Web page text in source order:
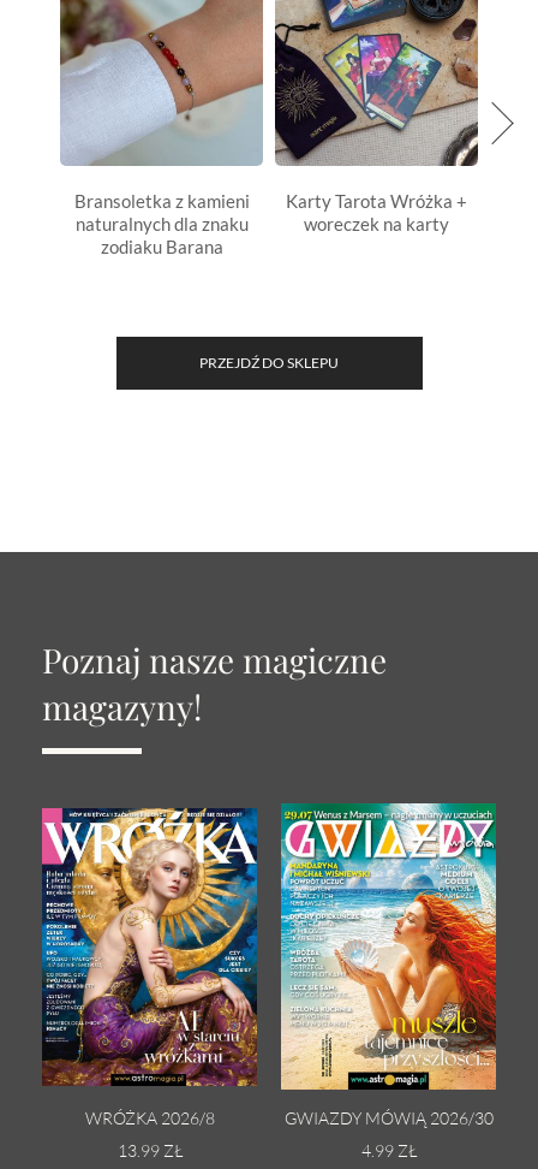
Bransoletka z kamieni
naturalnych dla znaku
zodiaku Barana
Karty Tarota Wróżka +
woreczek na karty
PRZEJDŹ DO SKLEPU
Poznaj nasze magiczne
magazyny!
WRÓŻKA 2026/8
13.99 ZŁ
GWIAZDY MÓWIĄ 2026/30
4.99 ZŁ